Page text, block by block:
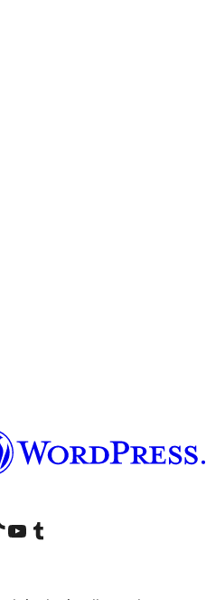
account
TikTok account
Visit our YouTube channel
Visit our Tumblr account